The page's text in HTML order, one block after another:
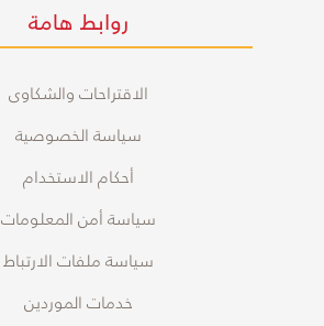
روابط هامة
الاقتراحات والشكاوى
سياسة الخصوصية
أحكام الاستخدام
سياسة أمن المعلومات
سياسة ملفات الارتباط
خدمات الموردين